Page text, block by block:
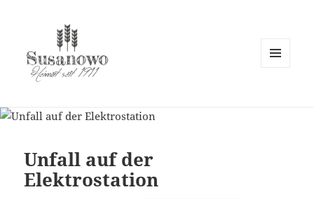
Unfall auf der
Elektrostation